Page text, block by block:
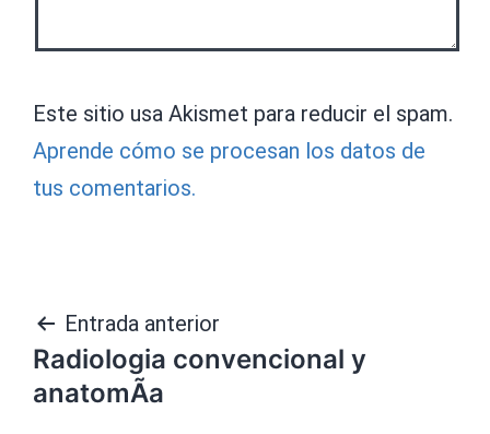
Este sitio usa Akismet para reducir el spam.
Aprende cómo se procesan los datos de
tus comentarios.
Navegación
de
Entrada anterior
Radiologia convencional y
anatomÃ­a